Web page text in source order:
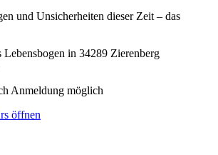
und Unsicherheiten dieser Zeit – das
Lebensbogen in 34289 Zierenberg
Anmeldung möglich
öffnen